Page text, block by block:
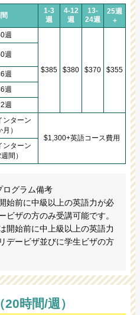
1-3
週
4-12
週
13-
24週
25週
+
週
$385 $380 $370 $355
週
週
週
週
ンターン
月）
$1,300+英語コース費用
ンターン
間）
ログラム備考
始前に中級以上の英語力が必
ビザの方のみ受講可能です。
開始前に中上級以上の英語力
デービザ並びに学生ビザの方
時間/週）